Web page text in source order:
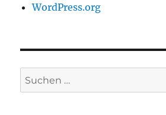
WordPress.org
Suchen
nach: